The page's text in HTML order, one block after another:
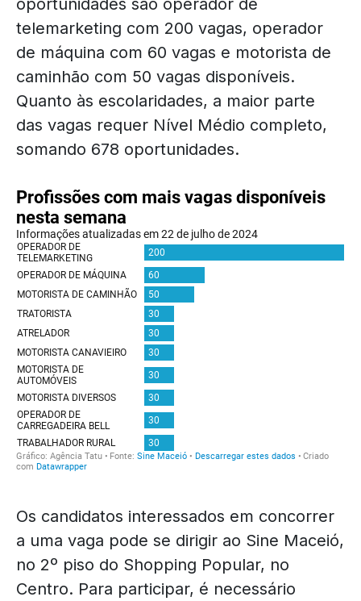
oportunidades são operador de
telemarketing com 200 vagas, operador
de máquina com 60 vagas e motorista de
caminhão com 50 vagas disponíveis.
Quanto às escolaridades, a maior parte
das vagas requer Nível Médio completo,
somando 678 oportunidades.
Os candidatos interessados em concorrer
a uma vaga pode se dirigir ao Sine Maceió,
no 2º piso do Shopping Popular, no
Centro. Para participar, é necessário